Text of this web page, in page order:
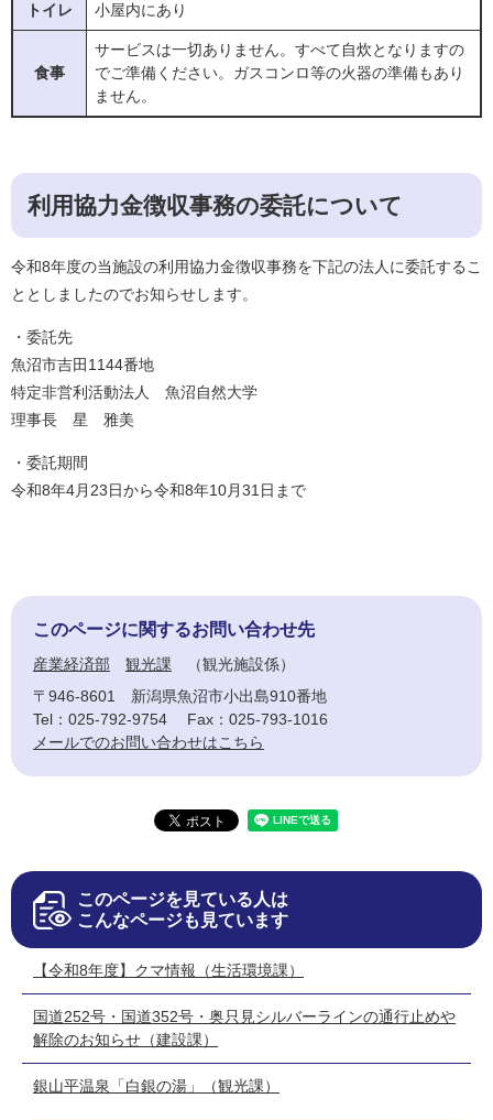
トイレ 小屋内にあり
食事
サービスは一切ありません。すべて自炊となりますの
でご準備ください。ガスコンロ等の火器の準備もあり
ません。
利用協力金徴収事務の委託について
令和8年度の当施設の利用協力金徴収事務を下記の法人に委託するこ
ととしましたので​お知らせします。
・委託先
魚沼市吉田1144番地
特定非営利活動法人 魚沼自然大学
理事長 星 雅美
・委託期間
令和8年4月23日から令和8年10月31日まで
このページに関するお問い合わせ先
産業経済部 観光課
観光施設係
〒946-8601
新潟県魚沼市小出島910番地
Tel：025-792-9754
Fax：025-793-1016
メールでのお問い合わせはこちら
このページを見ている人は
こんなページも見ています
【令和8年度】クマ情報（生活環境課）
国道252号・国道352号・奥只見シルバーラインの通行止めや
解除のお知らせ（建設課）
銀山平温泉「白銀の湯」（観光課）